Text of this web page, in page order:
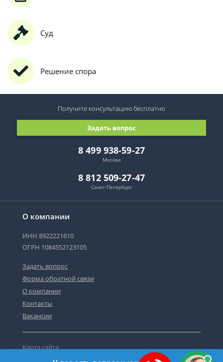
Суд
Решение спора
О компании
ИНН 8922221610
ОГРН 1084552123105
Задать вопрос
Форма обратной связи
О компании
Контакты
Вакансии
Карта сайта
Политика персональных данных
8 499 938-59-27
Москва
8 812 509-27-47
Санкт-Петербург
Задать вопрос
Получите консультациюбесплатно